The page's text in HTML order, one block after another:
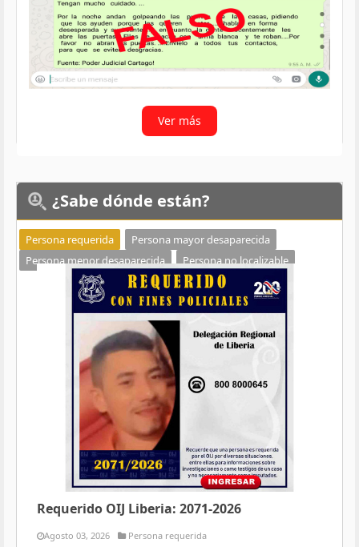
Ver más
¿Sabe dónde están?
Persona requerida
Persona mayor desaparecida
Persona menor desaparecida
Persona no localizable
Requerido OIJ Liberia: 2071-2026
Agosto 03, 2026 Persona requerida